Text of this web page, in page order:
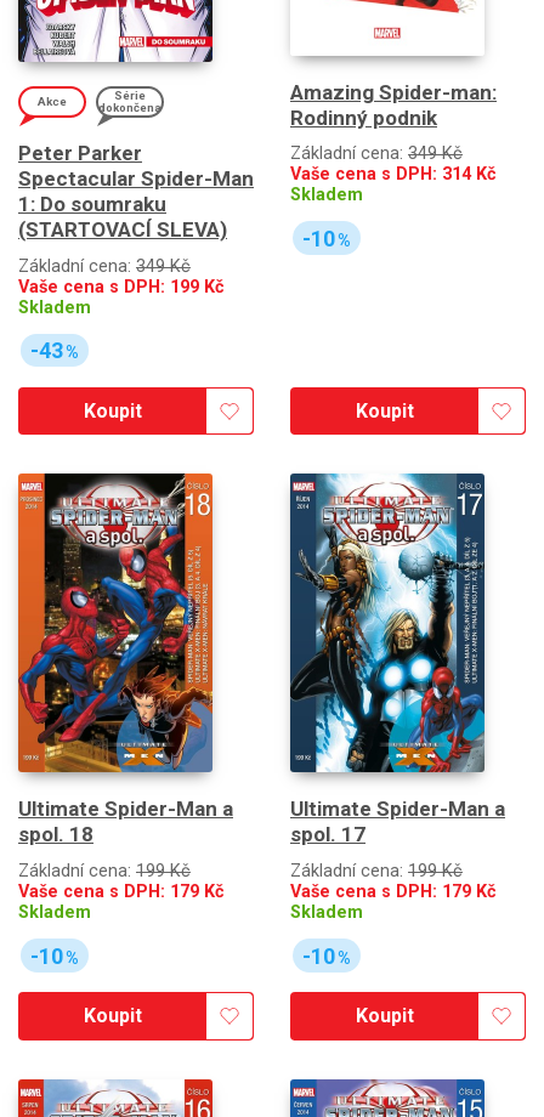
Akce
Série
dokončena
Peter Parker
Spectacular Spider-Man
1: Do soumraku
(STARTOVACÍ SLEVA)
Základní cena: 349 Kč
Vaše cena s DPH: 199 Kč
Skladem
-43%
Koupit
Amazing Spider-man:
Rodinný podnik
Základní cena: 349 Kč
Vaše cena s DPH: 314Kč
Skladem
-10%
Koupit
Ultimate Spider-Man a
spol. 18
Základní cena: 199 Kč
Vaše cena s DPH: 179 Kč
Skladem
-10%
Koupit
Ultimate Spider-Man a
spol. 17
Základní cena: 199 Kč
Vaše cena s DPH: 179 Kč
Skladem
-10%
Koupit